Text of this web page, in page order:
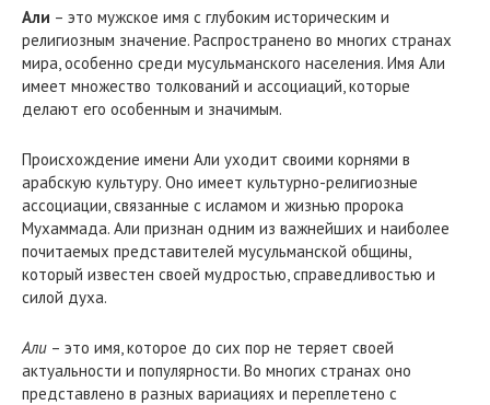
Али – это мужское имя с глубоким историческим и
религиозным значение. Распространено во многих странах
мира, особенно среди мусульманского населения. Имя Али
имеет множество толкований и ассоциаций, которые
делают его особенным и значимым.
Происхождение имени Али уходит своими корнями в
арабскую культуру. Оно имеет культурно-религиозные
ассоциации, связанные с исламом и жизнью пророка
Мухаммада. Али признан одним из важнейших и наиболее
почитаемых представителей мусульманской общины,
который известен своей мудростью, справедливостью и
силой духа.
Али – это имя, которое до сих пор не теряет своей
актуальности и популярности. Во многих странах оно
представлено в разных вариациях и переплетено с